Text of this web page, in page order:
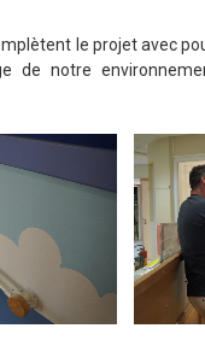
le projet avec
de notre